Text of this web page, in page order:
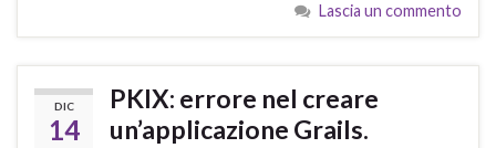
Lascia un commento
DIC
14
PKIX: errore nel creare
un’applicazione Grails.